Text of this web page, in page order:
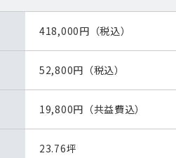
418,000円（税込）
52,800円（税込）
19,800円（共益費込）
23.76坪